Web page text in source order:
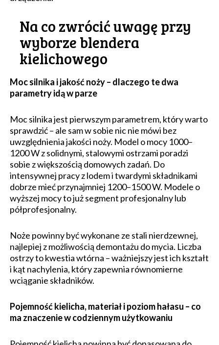
Na co zwrócić uwagę przy
wyborze blendera
kielichowego
Moc silnika i jakość noży – dlaczego te dwa
parametry idą w parze
Moc silnika jest pierwszym parametrem, który warto
sprawdzić – ale sam w sobie nic nie mówi bez
uwzględnienia jakości noży. Model o mocy 1000–
1200 W z solidnymi, stalowymi ostrzami poradzi
sobie z większością domowych zadań. Do
intensywnej pracy z lodem i twardymi składnikami
dobrze mieć przynajmniej 1200–1500 W. Modele o
wyższej mocy to już segment profesjonalny lub
półprofesjonalny.
Noże powinny być wykonane ze stali nierdzewnej,
najlepiej z możliwością demontażu do mycia. Liczba
ostrzy to kwestia wtórna – ważniejszy jest ich kształt
i kąt nachylenia, który zapewnia równomierne
wciąganie składników.
Pojemność kielicha, materiał i poziom hałasu – co
ma znaczenie w codziennym użytkowaniu